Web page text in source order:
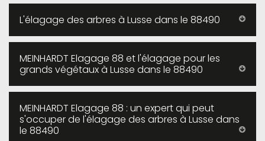
L'élagage des arbres à Lusse dans le 88490
MEINHARDT Elagage 88 et l'élagage pour les
grands végétaux à Lusse dans le 88490
MEINHARDT Elagage 88 : un expert qui peut
s'occuper de l'élagage des arbres à Lusse dans
le 88490